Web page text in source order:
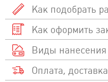
Состав
Плотность
Описание
Как подобрать
XS 48 / 68
S 51 / 70
Как оформить
Выберите товар и
Выберите и
Виды нанесения
Оплата,